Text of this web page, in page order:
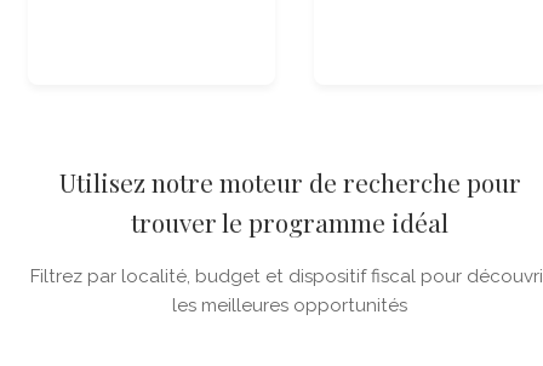
Utilisez notre moteur de recherche pour
trouver le programme idéal
Filtrez par localité, budget et dispositif fiscal pour
les meilleures opportunités